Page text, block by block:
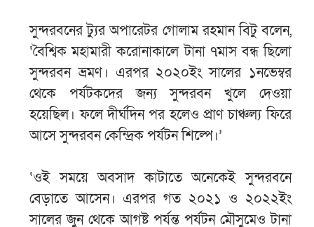
সুন্দরবনের ট্যুর অপারেটর গোলাম রহমান বিটু বলেন,
‘বৈশ্বিক মহামারী করোনাকালে টানা ৭মাস বন্ধ ছিলো
সুন্দরবন ভ্রমণ। এরপর ২০২০ইং সালের ১নভেম্বর
থেকে পর্যটকদের জন্য সুন্দরবন খুলে দেওয়া
হয়েছিল। ফলে দীর্ঘদিন পর হলেও প্রাণ চাঞ্চল্য ফিরে
আসে সুন্দরবন কেন্দ্রিক পর্যটন শিল্পে।’
‘ওই সময়ে অবসাদ কাটাতে অনেকেই সুন্দরবনে
বেড়াতে আসেন। এরপর গত ২০২১ ও ২০২২ইং
সালের জুন থেকে আগষ্ট পর্যন্ত পর্যটন মৌসুমেও টানা